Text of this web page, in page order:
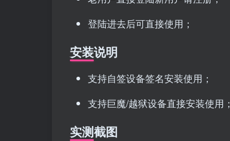
登陆进去后可直接使用；
安装说明
支持自签设备签名安装使用；
支持巨魔/越狱设备直接安装使用；
实测截图